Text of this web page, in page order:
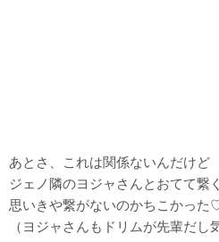
あとさ、これは関係ないんだけど
ジェノ隣のヨジャさんとおてて繋
思いきや繋がないのかちこかっ
（ヨジャさんもドリムが先輩だし